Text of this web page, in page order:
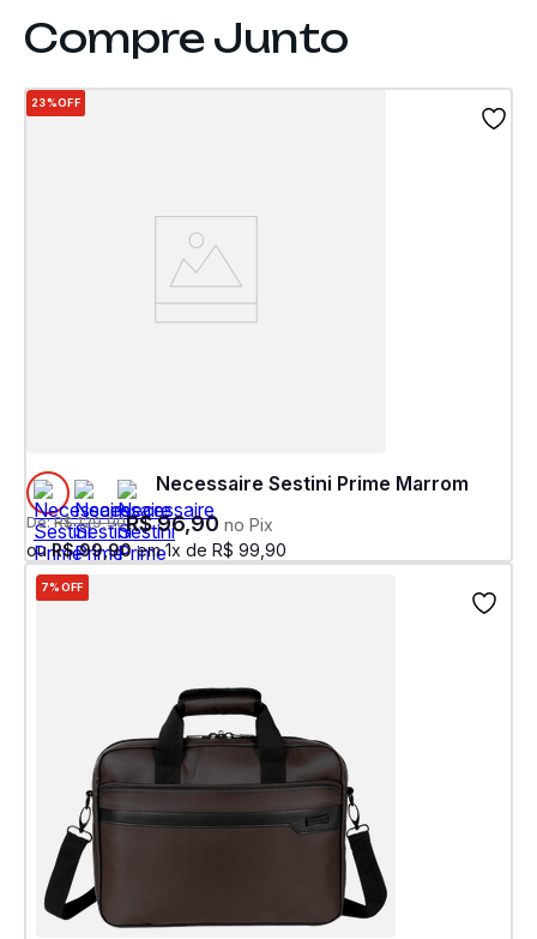
23%OFF
Necessaire Sestini Prime Marrom
De:R$ 129,90R$96,90 no Pix
ouR$ 99,90em1x de R$ 99 90
7%OFF